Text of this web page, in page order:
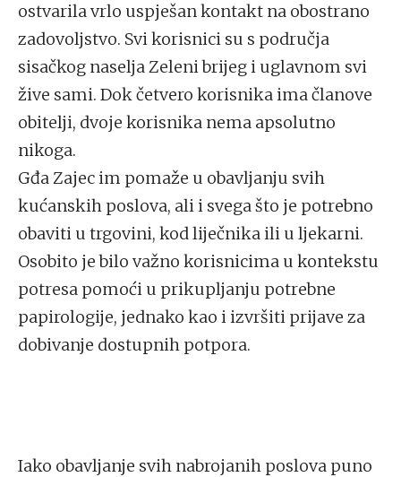
ostvarila vrlo uspješan kontakt na obostrano
zadovoljstvo. Svi korisnici su s područja
sisačkog naselja Zeleni brijeg i uglavnom svi
žive sami. Dok četvero korisnika ima članove
obitelji, dvoje korisnika nema apsolutno
nikoga.
Gđa Zajec im pomaže u obavljanju svih
kućanskih poslova, ali i svega što je potrebno
obaviti u trgovini, kod liječnika ili u ljekarni.
Osobito je bilo važno korisnicima u kontekstu
potresa pomoći u prikupljanju potrebne
papirologije, jednako kao i izvršiti prijave za
dobivanje dostupnih potpora.
Iako obavljanje svih nabrojanih poslova puno